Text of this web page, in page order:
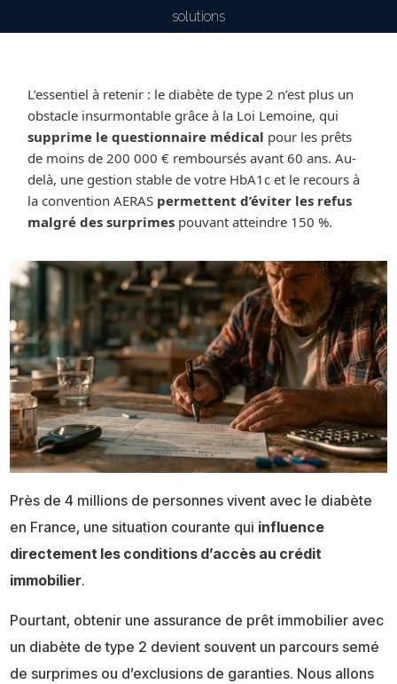
solutions
L’essentiel à retenir : le diabète de type 2 n’est plus un
obstacle insurmontable grâce à la Loi Lemoine, qui
supprime le questionnaire médical pour les prêts
de moins de 200 000 € remboursés avant 60 ans. Au-
delà, une gestion stable de votre HbA1c et le recours à
la convention AERAS permettent d’éviter les refus
malgré des surprimes pouvant atteindre 150 %.
Près de 4 millions de personnes vivent avec le diabète
en France, une situation courante qui influence
directement les conditions d’accès au crédit
immobilier.
Pourtant, obtenir une assurance de prêt immobilier avec
un diabète de type 2 devient souvent un parcours semé
de surprimes ou d’exclusions de garanties. Nous allons